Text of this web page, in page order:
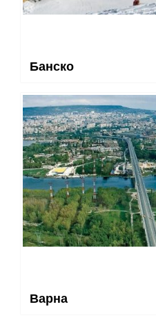
Банско
Варна